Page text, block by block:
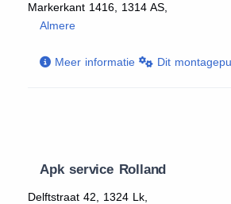
Markerkant 1416, 1314 AS,
Almere
Meer informatie Dit
Apk service Rolland
Delftstraat 42, 1324 Lk,